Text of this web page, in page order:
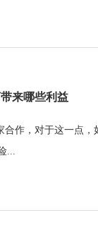
来哪些利益
作，对于这一点
...